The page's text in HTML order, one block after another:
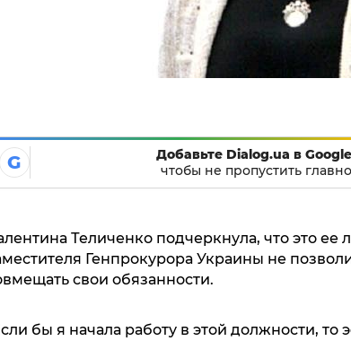
G
Добавьте Dialog.ua в
чтобы не пропустить
Теличенко подчеркнула, что это
Генпрокурора Украины не
свои обязанности.
бы я начала работу в этой должности,